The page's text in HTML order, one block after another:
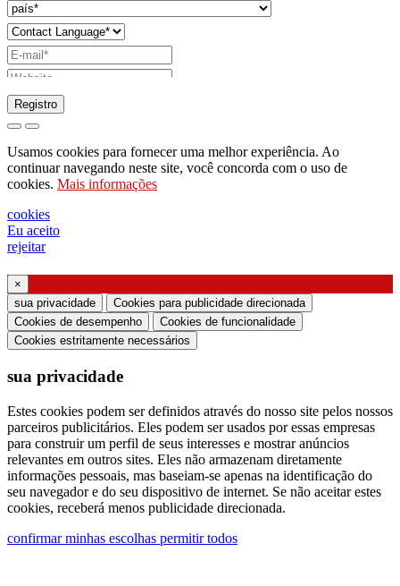
pedido para enviar catálogo
pedido para ser contactado pelo seu
representante de vendas
pedido de suporte ou projeto de iluminação
Solicitação de webinar ou treinamento sobre
Manifestação de consentimento (Artigo 7.º do
Regulamento da UE n.º 2016/679)
dos dados pessoais e concordo com o tratamento
dos meus dados pessoais.
Autorizo o processamento dos meus dados
pessoais para receber comunicações comerciais ou
de marketing da Ghidini Lighting Srl
Você pode cancelar a assinatura de tais
comunicações a qualquer momento. Para obter
Registro
Usamos cookies para fornecer uma melhor experiência. Ao
continuar navegando neste site, você concorda com o uso de
cookies. Mais informações
cookies
Eu aceito
rejeitar
×
sua privacidade
Cookies para publicidade direcionada
Cookies de desempenho
Cookies de funcionalidade
Cookies estritamente necessários
sua privacidade
Estes cookies podem ser definidos através do nosso site pelos nossos
parceiros publicitários. Eles podem ser usados ​​por essas empresas
para construir um perfil de seus interesses e mostrar anúncios
relevantes em outros sites. Eles não armazenam diretamente
informações pessoais, mas baseiam-se apenas na identificação do
seu navegador e do seu dispositivo de internet. Se não aceitar estes
cookies, receberá menos publicidade direcionada.
confirmar minhas escolhas permitir todos